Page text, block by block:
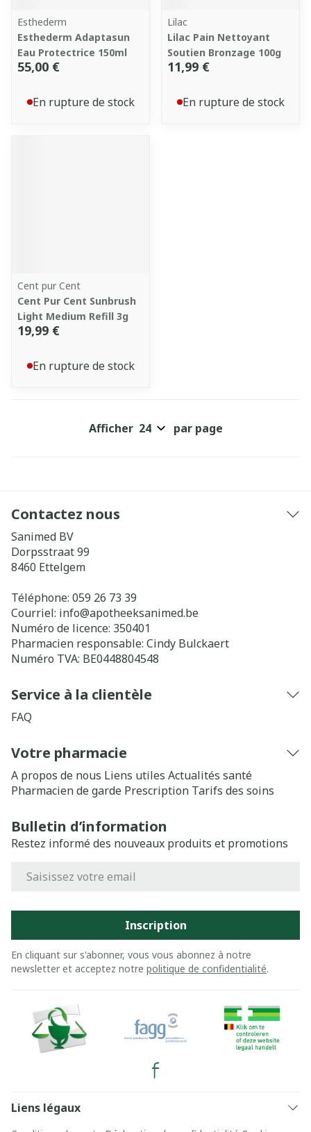
Esthederm
Esthederm Adaptasun
Eau Protectrice 150ml
55,00 €
En rupture de stock
Lilac
Lilac Pain Nettoyant
Soutien Bronzage 100g
11,99 €
En rupture de stock
Cent pur Cent
Cent Pur Cent Sunbrush
Light Medium Refill 3g
19,99 €
En rupture de stock
Afficher par page
Contactez nous
Sanimed BV
Dorpsstraat 99
8460 Ettelgem
Téléphone: 059 26 73 39
Courriel: info@apotheeksanimed.be
Numéro de licence: 350401
Pharmacien responsable: Cindy Bulckaert
Numéro TVA: BE0448804548
Service à la clientèle
FAQ
Votre pharmacie
A propos de nous Liens utiles Actualités santé
Pharmacien de garde Prescription Tarifs des soins
Bulletin d’information
Restez informé des nouveaux produits et promotions
Inscription
En cliquant sur s'abonner, vous vous abonnez à notre
newsletter et acceptez notre politique de confidentialité.
Liens légaux